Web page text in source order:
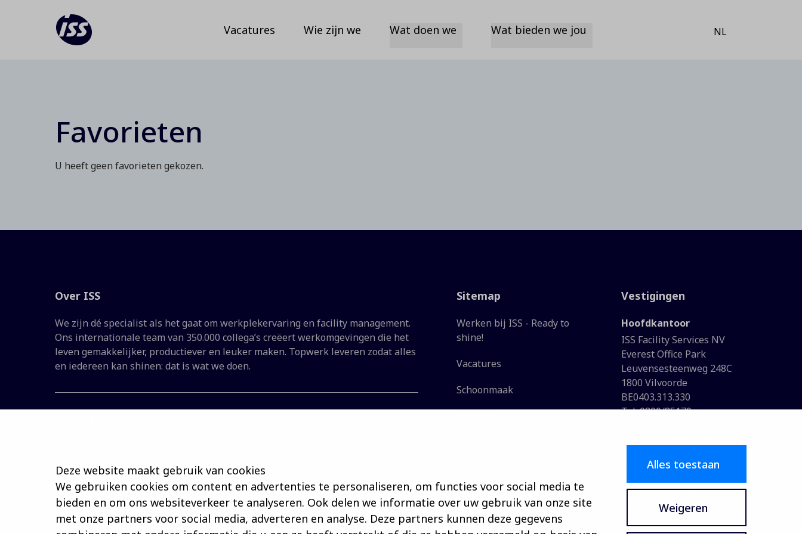
Deze website maakt gebruik van cookies
We gebruiken cookies om content en advertenties te personaliseren, om functies voor social media te
bieden en om ons websiteverkeer te analyseren. Ook delen we informatie over uw gebruik van onze site
met onze partners voor social media, adverteren en analyse. Deze partners kunnen deze gegevens
Alles toestaan
Weigeren
Vacatures Wie zijn we Wat doen we Wat bieden we jou NL
Favorieten
U heeft geen favorieten gekozen.
Over ISS
We zijn dé specialist als het gaat om werkplekervaring en facility management.
Ons internationale team van 350.000 collega’s creëert werkomgevingen die het
leven gemakkelijker, productiever en leuker maken. Topwerk leveren zodat alles
en iedereen kan shinen: dat is wat we doen.
Sitemap
Werken bij ISS - Ready to
shine!
Vacatures
Schoonmaak
Facility Management
Hoofdkantoor
Vestigingen
Hoofdkantoor
ISS Facility Services NV
Everest Office Park
Leuvensesteenweg 248C
1800 Vilvoorde
BE0403.313.330
Tel: 0800/85170
Heusden-Zolder | Floreffe